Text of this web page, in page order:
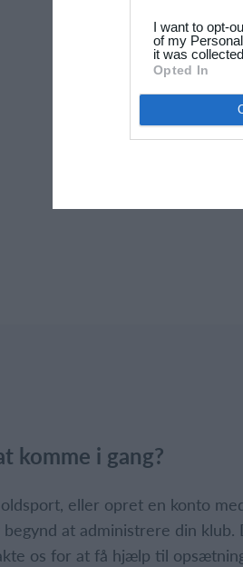
I want to opt-
of my
it was
Opted In
komme i gang?
eller opret en konto
begynd at administrere din klub.
os for at få hjælp til